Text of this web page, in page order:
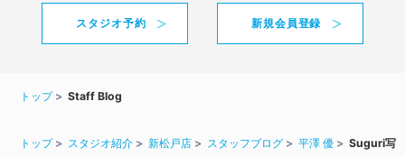
スタジオ予約 新規会員登録
トップ Staff Blog
トップ スタジオ紹介 新松戸店 スタッフブログ 平澤 優
Suguri写